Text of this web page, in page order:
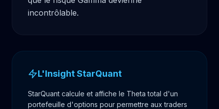
incontrôlable.
L'Insight StarQuant
StarQuant calcule et affiche le Theta total d'un
portefeuille d'options pour permettre aux traders